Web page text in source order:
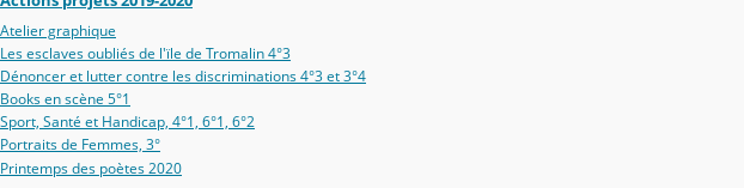
Atelier graphique
Les esclaves oubliés de l'ïle de Tromalin 4°3
Dénoncer et lutter contre les discriminations 4°3 et 3°4
Books en scène 5°1
Sport, Santé et Handicap, 4°1, 6°1, 6°2
Portraits de Femmes, 3°
Printemps des poètes 2020